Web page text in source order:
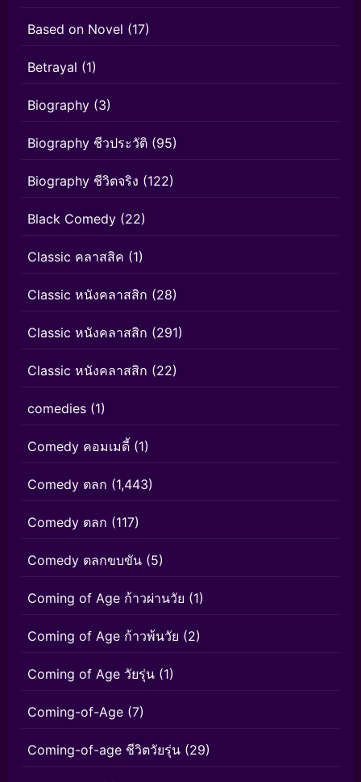
Based on Novel (17)
Betrayal (1)
Biography (3)
Biography ชีวประวัติ (95)
Biography ชีวิตจริง (122)
Black Comedy (22)
Classic คลาสสิค (1)
Classic หนังคลาสสิก (28)
Classic หนังคลาสสิก (291)
Classic หนังคลาสสิก (22)
comedies (1)
Comedy คอมเมดี้ (1)
Comedy ตลก (1,443)
Comedy ตลก (117)
Comedy ตลกขบขัน (5)
Coming of Age ก้าวผ่านวัย (1)
Coming of Age ก้าวพ้นวัย (2)
Coming of Age วัยรุ่น (1)
Coming-of-Age (7)
Coming-of-age ชีวิตวัยรุ่น (29)